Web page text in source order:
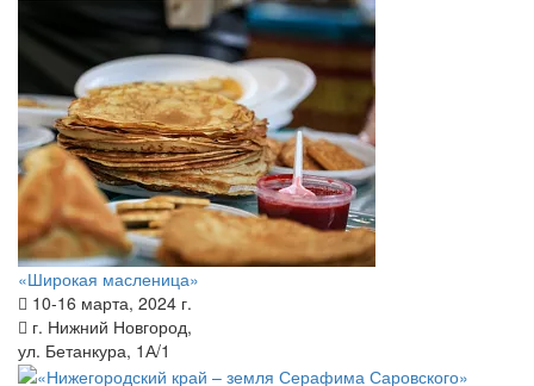
«Широкая масленица»
10-16 марта, 2024 г.
г. Нижний Новгород,
ул. Бетанкура, 1А/1